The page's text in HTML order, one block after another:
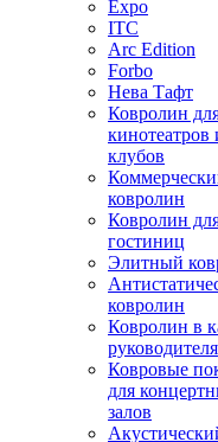
Expo
ITC
Arc Edition
Forbo
Нева Тафт
Ковролин
кинотеатров
клубов
ковролин
Ковролин
гостиниц
Элитный
ковролин
Ковролин в
руководителя
Ковровые
для
залов